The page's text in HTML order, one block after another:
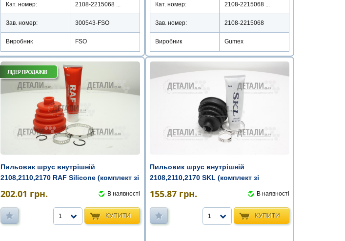
Кат. номер: 2108-2215068 ...
Зав. номер: 300543-FSO
Виробник FSO
Кат. номер: 2108-2215068 ...
Зав. номер: 2108-2215068
Виробник Gumex
Пильовик шрус внутрішній
2108,2110,2170 RAF Silicone (комплект зі
202.01 грн. В наявності
КУПИТИ
1
Пильовик шрус внутрішній
2108,2110,2170 SKL (комплект зі
155.87 грн. В наявності
КУПИТИ
1